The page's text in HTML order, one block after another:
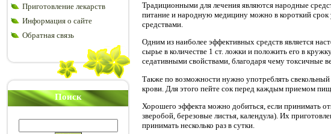
Приготовление лекарств
Информация о сайте
Обратная связь
Поиск
Традиционными для лечения являются народные
питание и народную медицину можно в короткий
средствами.
Одним из наиболее эффективных средств является
сырье в количестве 1 ст. ложки и положить его в
седативными свойствами, благодаря чему токсичные
Также по возможности нужно употреблять
крови. Для этого пейте сок перед каждым приемом
Хорошего эффекта можно добиться, если принимать
зверобой, березовые листья, календула). Их
принимать несколько раз в сутки.